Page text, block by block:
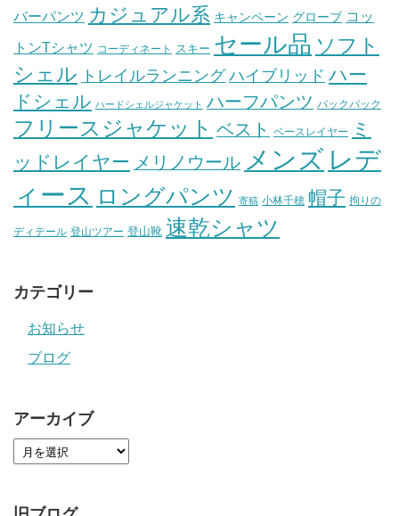
バーパンツ カジュアル系 キャンペーン グローブ コッ
トンTシャツ コーディネート スキー セール品 ソフト
シェル トレイルランニング ハイブリッド ハー
ドシェル ハードシェルジャケット ハーフパンツ バックパック
フリースジャケット ベスト ベースレイヤー
ミ
ッドレイヤー メリノウール メンズ レデ
ィース ロングパンツ 寄稿 小林千穂 帽子 拘りの
ディテール 登山ツアー 登山靴 速乾シャツ
カテゴリー
お知らせ
ブログ
アーカイブ